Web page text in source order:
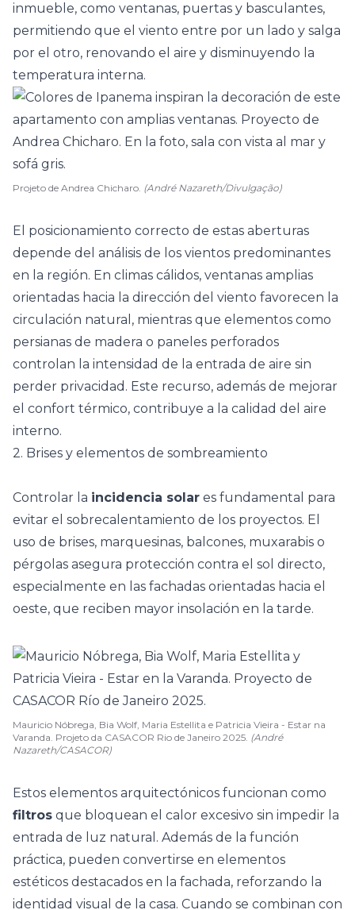
inmueble, como ventanas, puertas y basculantes,
permitiendo que el viento entre por un lado y salga
por el otro, renovando el aire y disminuyendo la
temperatura interna.
Projeto de Andrea Chicharo. (André Nazareth/Divulgação)
El posicionamiento correcto de estas aberturas
depende del análisis de los vientos predominantes
en la región. En climas cálidos, ventanas amplias
orientadas hacia la dirección del viento favorecen la
circulación natural, mientras que elementos como
persianas de madera o paneles perforados
controlan la intensidad de la entrada de aire sin
perder privacidad. Este recurso, además de mejorar
el confort térmico, contribuye a la calidad del aire
interno.
2. Brises y elementos de sombreamiento
Controlar la incidencia solar es fundamental para
evitar el sobrecalentamiento de los proyectos. El
uso de brises, marquesinas, balcones, muxarabis o
pérgolas asegura protección contra el sol directo,
especialmente en las fachadas orientadas hacia el
oeste, que reciben mayor insolación en la tarde.
Mauricio Nóbrega, Bia Wolf, Maria Estellita e Patricia Vieira - Estar na
Varanda. Projeto da CASACOR Rio de Janeiro 2025. (André
Nazareth/CASACOR)
Estos elementos arquitectónicos funcionan como
filtros que bloquean el calor excesivo sin impedir la
entrada de luz natural. Además de la función
práctica, pueden convertirse en elementos
estéticos destacados en la fachada, reforzando la
identidad visual de la casa. Cuando se combinan con